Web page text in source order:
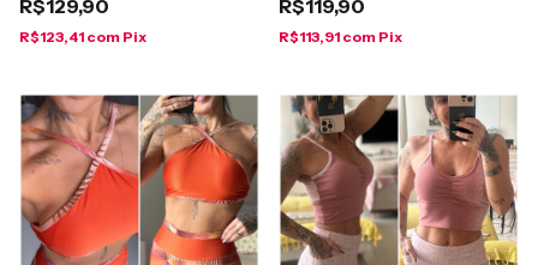
R$129,90
R$123,41 com Pix
R$119,90
R$113,91 com Pix